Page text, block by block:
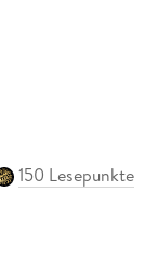
150 Lesepunkte